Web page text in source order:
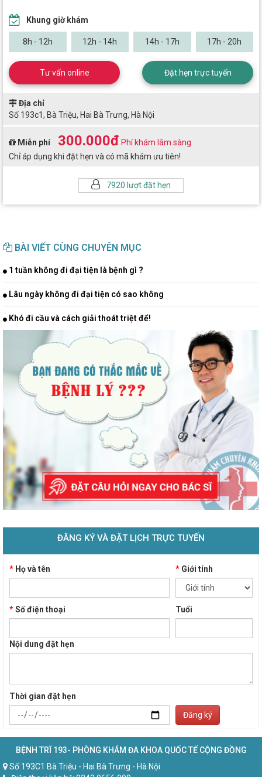
7920 lượt đặt hẹn
Khung giờ khám
8h - 12h 12h - 14h 14h - 17h 17h - 20h
Tư vấn online Đặt hẹn trực tuyến
Địa chỉ
Số 193c1, Bà Triệu, Hai Bà Trưng, Hà Nội
Miễn phí 300.000đ Phí khám lâm sàng
Chỉ áp dụng khi đặt hẹn và có mã khám ưu tiên!
BÀI VIẾT CÙNG CHUYÊN MỤC
1 tuần không đi đại tiện là bệnh gì ?
Lâu ngày không đi đại tiện có sao không
Khó đi cầu và cách giải thoát triệt để!
ĐĂNG KÝ VÀ ĐẶT LỊCH TRỰC TUYẾN
* Họ và tên *Giới tính
*Số điện thoại Tuổi
Nội dung đặt hẹn
Thời gian đặt hẹn
Đăng ký
BỆNH TRĨ 193- PHÒNG KHÁM ĐA KHOA QUỐC TẾ CỘNG ĐỒNG
Số 193C1 Bà Triệu - Hai Bà Trưng - Hà Nội